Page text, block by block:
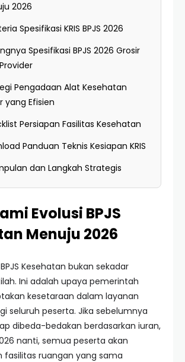
2026
Spesifikasi KRIS BPJS 2026
Spesifikasi BPJS 2026 Grosir
Pengadaan Alat Kesehatan
yang Efisien
Persiapan Fasilitas Kesehatan
Panduan Teknis Kesiapan KRIS
dan Langkah Strategis
Evolusi BPJS
Menuju 2026
Kesehatan bukan sekadar
Ini adalah upaya pemerintah
kesetaraan dalam layanan
seluruh peserta. Jika sebelumnya
dibeda-bedakan berdasarkan iuran,
nanti, semua peserta akan
fasilitas ruangan yang sama